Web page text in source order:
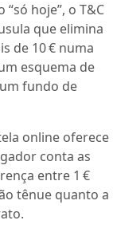
hoje”, o T&C
que elimina
de 10 € numa
esquema de
fundo de
online oferece
conta as
entre 1 €
tênue quanto a